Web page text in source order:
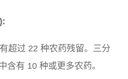
):
超过 22 种农药残留。三分
含有 10 种或更多农药。